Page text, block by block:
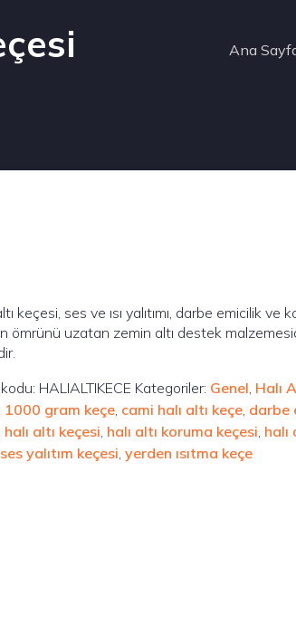
Ana
keçesi, ses ve ısı yalıtımı, darbe emicilik
ömrünü uzatan zemin altı destek
HALIALTIKECE Kategoriler: Genel, Halı
1000 gram keçe, cami halı altı keçe, darbe
halı altı keçesi, halı altı koruma keçesi, halı
ses yalıtım keçesi, yerden ısıtma keçe